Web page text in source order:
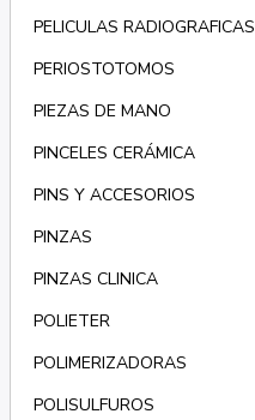
PELICULAS RADIOGRAFICAS
PERIOSTOTOMOS
PIEZAS DE MANO
PINCELES CERÁMICA
PINS Y ACCESORIOS
PINZAS
PINZAS CLINICA
POLIETER
POLIMERIZADORAS
POLISULFUROS